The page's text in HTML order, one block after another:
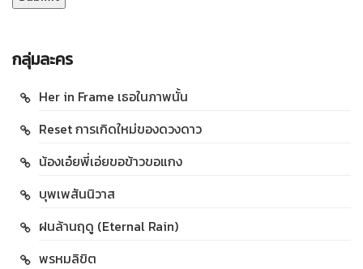
กลุ่มละคร
Her in Frame เธอในภาพนั้น
Reset การเกิดใหม่ของดวงดาว
น้องเอ๋ยพี่เอ่ยขอข้าวขอแกง
บุพเพสันนิวาส
ฝนล้านฤดู (Eternal Rain)
พรหมลิขิต